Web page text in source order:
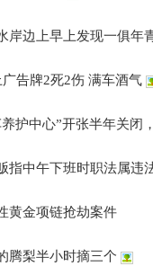
岸边上早上发现一俱年
告牌2死2伤 满车酒气
护中心”开张半年关闭
中午下班时职法属违
黄金项链抢劫案件
腾梨半小时摘三个